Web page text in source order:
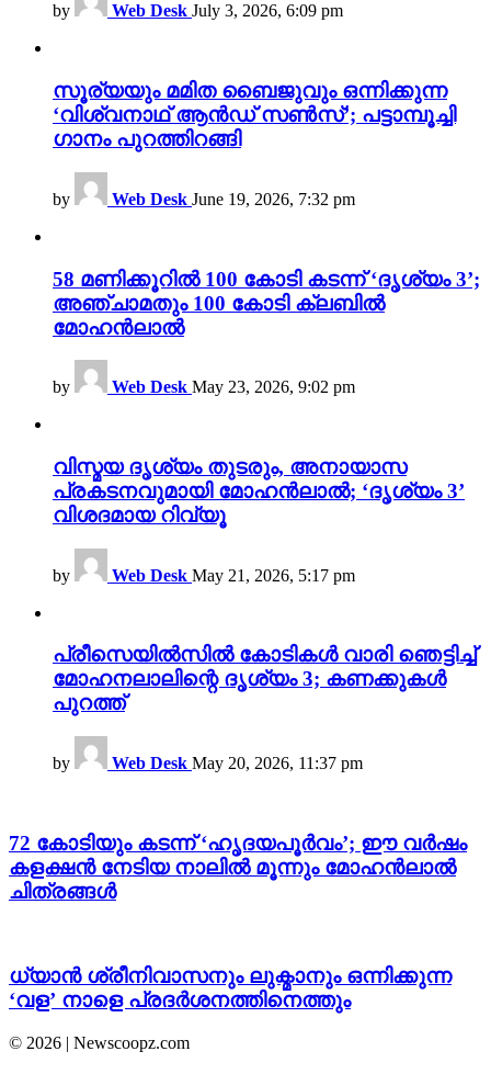
by Web Desk July 3, 2026, 6:09 pm
സൂര്യയും മമിത ബൈജുവും ഒന്നിക്കുന്ന
‘വിശ്വനാഥ് ആൻഡ് സൺസ്’; പട്ടാമ്പൂച്ചി
ഗാനം പുറത്തിറങ്ങി
by Web Desk June 19, 2026, 7:32 pm
58 മണിക്കൂറിൽ 100 കോടി കടന്ന് ‘ദൃശ്യം 3’;
അഞ്ചാമതും 100 കോടി ക്ലബിൽ
മോഹൻലാൽ
by Web Desk May 23, 2026, 9:02 pm
വിസ്മയ ദൃശ്യം തുടരും, അനായാസ
പ്രകടനവുമായി മോഹൻലാൽ; ‘ദൃശ്യം 3’
വിശദമായ റിവ്യൂ
by Web Desk May 21, 2026, 5:17 pm
പ്രീസെയിൽസിൽ കോടികൾ വാരി ഞെട്ടിച്ച്
മോഹനലാലിന്റെ ദൃശ്യം 3; കണക്കുകൾ
പുറത്ത്
by Web Desk May 20, 2026, 11:37 pm
72 കോടിയും കടന്ന് ‘ഹൃദയപൂർവം’; ഈ വർഷം
കളക്ഷൻ നേടിയ നാലിൽ മൂന്നും മോഹൻലാൽ
ചിത്രങ്ങൾ
ധ്യാൻ ശ്രീനിവാസനും ലുക്മാനും ഒന്നിക്കുന്ന
‘വള’ നാളെ പ്രദർശനത്തിനെത്തും
© 2026 | Newscoopz.com